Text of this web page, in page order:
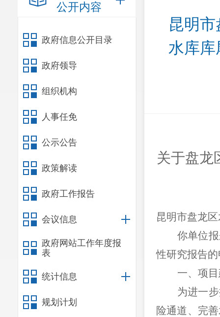
公开内容
政府信息公开目录
政府领导
组织机构
人事任免
公示公告
政策解读
政府工作报告
会议信息
政府网站工作年度报
表
统计信息
规划计划
昆明
水库
关于盘龙
昆明市盘龙
你单位
性研究报告
一、项
为进一
险通道、完